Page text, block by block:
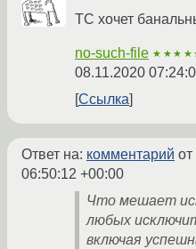
ТС хочет
no-such-file
08.11.2020
Ссылка
Ответ на: комментарий
06:50:12 +00:00
Что мешает
любых
включая